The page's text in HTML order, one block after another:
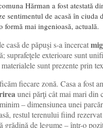
Hărman a fost atestată
sentimentul de acasă în
mai ingenioasă, actuală.
casă de păpuşi s-a încercat
suprafeţele exterioare sunt
sunt prezente prin
fiecare zonă. Casa a fost
unei părţi cât mai mari din
– dimensiunea unei
restul terenului fiind
grădină de legume – într-o